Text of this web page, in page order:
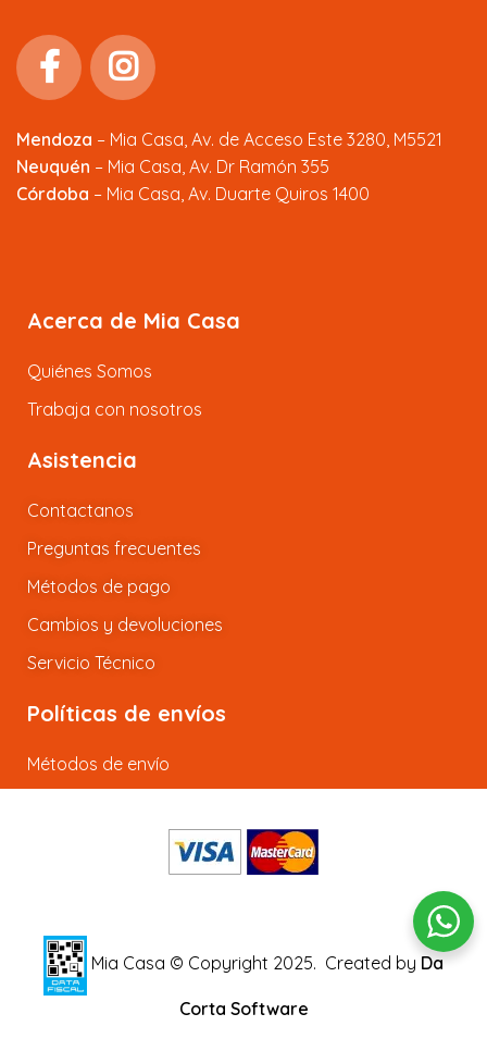
Mendoza – Mia Casa, Av. de Acceso Este 3280, M5521
Neuquén – Mia Casa, Av. Dr Ramón 355
Córdoba – Mia Casa, Av. Duarte Quiros 1400
Acerca de Mia Casa
Quiénes Somos
Trabaja con nosotros
Asistencia
Contactanos
Preguntas frecuentes
Métodos de pago
Cambios y devoluciones
Servicio Técnico
Políticas de envíos
Métodos de envío
Mia Casa © Copyright 2025. Created by Da
Corta Software